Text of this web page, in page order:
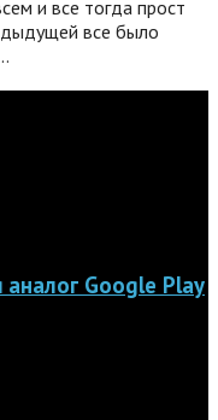
и все тогда прост
все было
Google Play